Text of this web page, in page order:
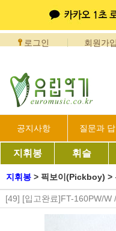
로그인 회원가입
공지사항 질문과
지휘봉 휘슬
지휘봉 > 픽보이(Pickboy) >
[49] [입고완료]FT-160PW/W